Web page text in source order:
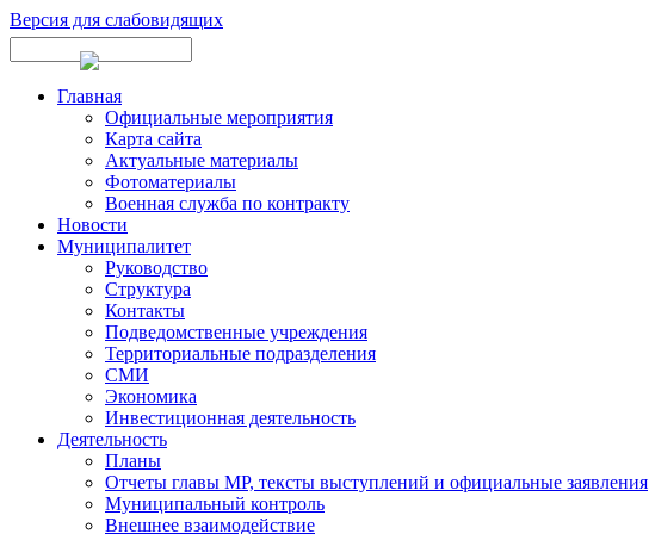
Версия для слабовидящих
Главная
Официальные мероприятия
Карта сайта
Актуальные материалы
Фотоматериалы
Военная служба по контракту
Новости
Муниципалитет
Руководство
Структура
Контакты
Подведомственные учреждения
Территориальные подразделения
СМИ
Экономика
Инвестиционная деятельность
Деятельность
Планы
Отчеты главы МР, тексты выступлений и официальные заявления
Муниципальный контроль
Внешнее взаимодействие